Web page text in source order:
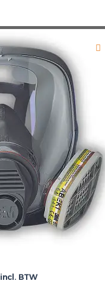
incl. BTW